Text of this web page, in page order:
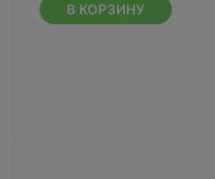
В КОРЗИНУ